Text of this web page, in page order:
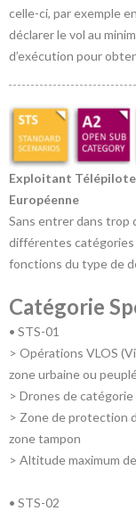
celle-ci, par exemple
déclarer le vol au
d’exécution pour
Exploitant
Européenne
Sans entrer dans trop
différentes catégories
fonctions du type de
Catégorie
• STS-01
> Opérations VLOS
zone urbaine ou
> Drones de catégorie
> Zone de protection
zone tampon
> Altitude maximum
• STS-02